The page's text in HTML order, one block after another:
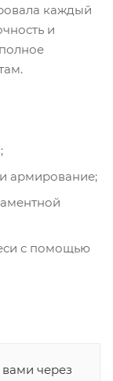
каждый
и
армирование;
с помощью
через